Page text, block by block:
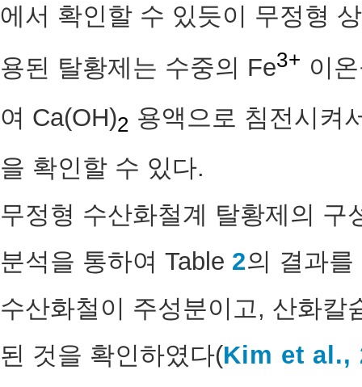
에서 확인할 수 있듯이 무정형
용된 탈황제는 수중의 Fe3+ 이
여 Ca(OH)2 용액으로 침전시켜
을 확인할 수 있다.
무정형 수산화철계 탈황제의 구
분석을 통하여 Table 2의 결과
수산화철이 주성분이고, 산화
된 것을 확인하였다(Kim et al.,